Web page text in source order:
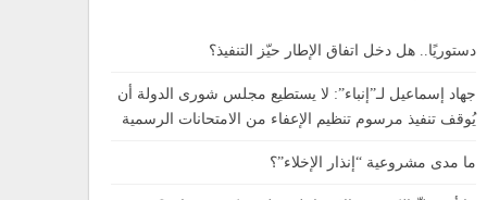
دستوريًا.. هل دخل اتفاق الإطار حيّز التنفيذ؟
جهاد إسماعيل لـ”إنباء”: لا يستطيع مجلس شورى الدولة أن
يُوقف تنفيذ مرسوم تنظيم الإعفاء من الامتحانات الرسمية
ما مدى مشروعية “إنذار الإخلاء”؟